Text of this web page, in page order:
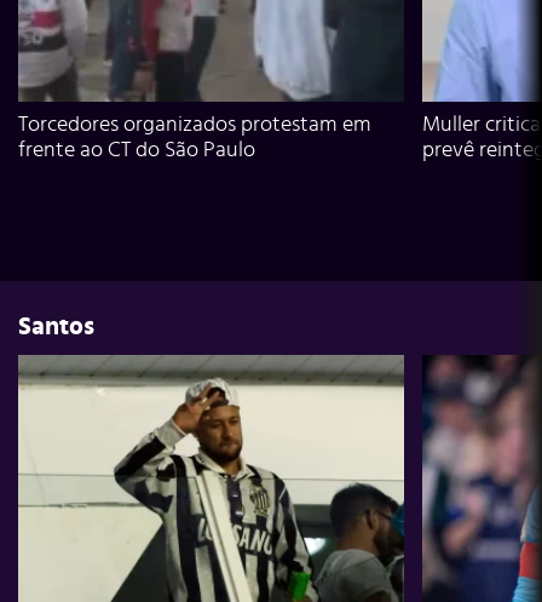
Torcedores organizados protestam em
frente ao CT do São Paulo
Muller
prevê
Santos